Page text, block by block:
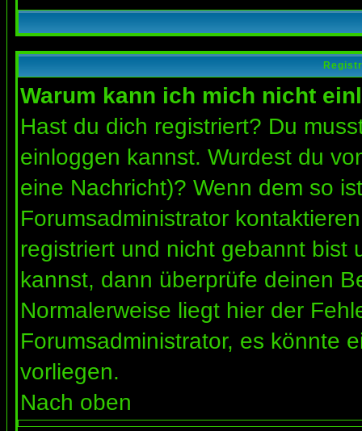
Warum kann ich mich nicht
Hast du dich registriert? Du
einloggen kannst. Wurdest du
eine Nachricht)? Wenn dem so
Forumsadministrator
registriert und nicht gebannt bist
kannst, dann überprüfe deinen
Normalerweise liegt hier der
Forumsadministrator, es könnte
vorliegen.
Nach oben